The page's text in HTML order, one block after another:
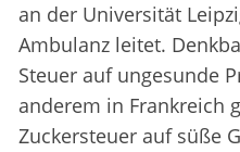
an der Universität
Ambulanz leitet.
Steuer auf ungesunde
anderem in Frankreich
Zuckersteuer auf süße